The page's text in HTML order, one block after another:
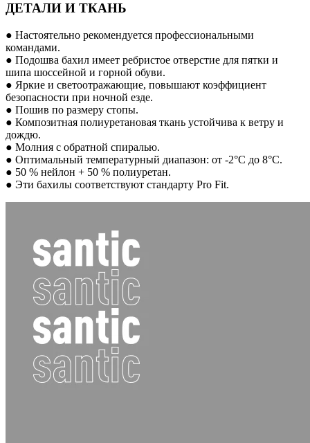
ДЕТАЛИ И ТКАНЬ
● Настоятельно рекомендуется профессиональными
командами.
● Подошва бахил имеет ребристое отверстие для пятки и
шипа шоссейной и горной обуви.
● Яркие и светоотражающие, повышают коэффициент
безопасности при ночной езде.
● Пошив по размеру стопы.
● Композитная полиуретановая ткань устойчива к ветру и
дождю.
● Молния с обратной спиралью.
● Оптимальный температурный диапазон: от -2°C до 8°C.
● 50 % нейлон + 50 % полиуретан.
● Эти бахилы соответствуют стандарту Pro Fit.